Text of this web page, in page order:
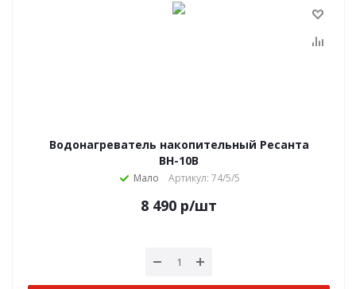
Водонагреватель накопительный Ресанта
ВН-10В
Мало Артикул: 74/5/5
8 490 р/шт